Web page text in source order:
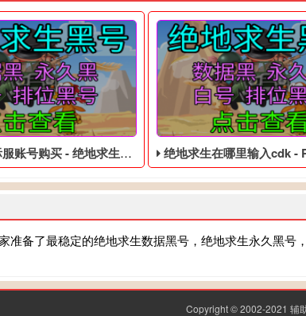
购买 - 绝地求生低价的永久黑号 绝地求生在哪里输入cdk - PUBG
准备了最稳定的绝地求生数据黑号，绝地求生永久黑
Copyright © 2002-2021 辅